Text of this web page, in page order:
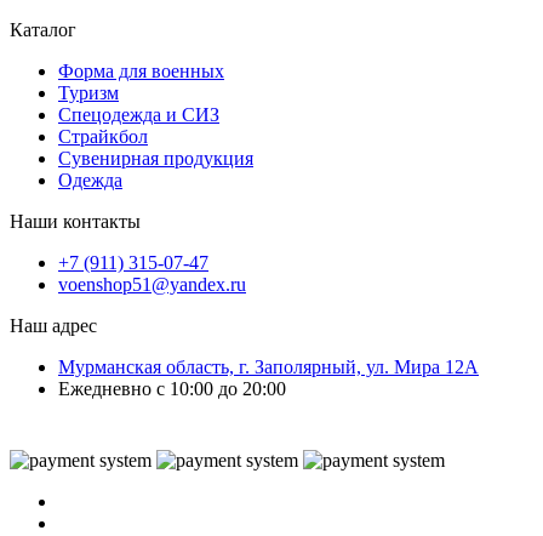
Каталог
Форма для военных
Туризм
Спецодежда и СИЗ
Страйкбол
Сувенирная продукция
Одежда
Наши контакты
+7 (911) 315-07-47
voenshop51@yandex.ru
Наш адрес
Мурманская область, г. Заполярный, ул. Мира 12А
Ежедневно с 10:00 до 20:00